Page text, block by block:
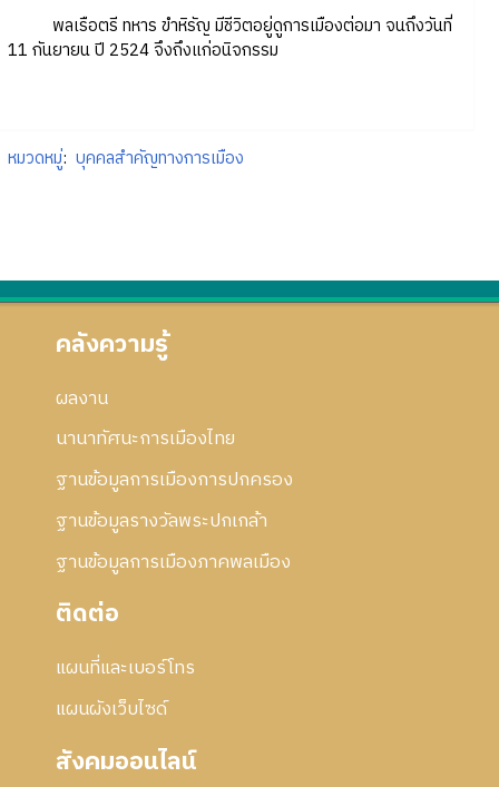
พลเรือตรี ทหาร ขำหิรัญ มีชีวิตอยู่ดูการเมืองต่อมา จนถึงวันที่
11 กันยายน ปี 2524 จึงถึงแก่อนิจกรรม
หมวดหมู่: บุคคลสำคัญทางการเมือง
คลังความรู้
ผลงาน
นานาทัศนะการเมืองไทย
ฐานข้อมูลการเมืองการปกครอง
ฐานข้อมูลรางวัลพระปกเกล้า
ฐานข้อมูลการเมืองภาคพลเมือง
ติดต่อ
แผนที่และเบอร์โทร
แผนผังเว็บไซด์
สังคมออนไลน์